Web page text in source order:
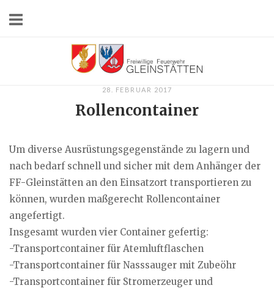
28. FEBRUAR 2017
Rollencontainer
Um diverse Ausrüstungsgegenstände zu lagern und
nach bedarf schnell und sicher mit dem Anhänger der
FF-Gleinstätten an den Einsatzort transportieren zu
können, wurden maßgerecht Rollencontainer
angefertigt.
Insgesamt wurden vier Container gefertig:
-Transportcontainer für Atemluftflaschen
-Transportcontainer für Nasssauger mit Zubeöhr
-Transportcontainer für Stromerzeuger und